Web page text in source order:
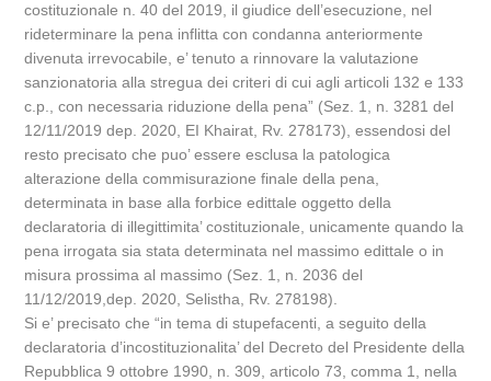
costituzionale n. 40 del 2019, il giudice dell’esecuzione, nel
rideterminare la pena inflitta con condanna anteriormente
divenuta irrevocabile, e’ tenuto a rinnovare la valutazione
sanzionatoria alla stregua dei criteri di cui agli articoli 132 e 133
c.p., con necessaria riduzione della pena” (Sez. 1, n. 3281 del
12/11/2019 dep. 2020, EI Khairat, Rv. 278173), essendosi del
resto precisato che puo’ essere esclusa la patologica
alterazione della commisurazione finale della pena,
determinata in base alla forbice edittale oggetto della
declaratoria di illegittimita’ costituzionale, unicamente quando la
pena irrogata sia stata determinata nel massimo edittale o in
misura prossima al massimo (Sez. 1, n. 2036 del
11/12/2019,dep. 2020, Selistha, Rv. 278198).
Si e’ precisato che “in tema di stupefacenti, a seguito della
declaratoria d’incostituzionalita’ del Decreto del Presidente della
Repubblica 9 ottobre 1990, n. 309, articolo 73, comma 1, nella